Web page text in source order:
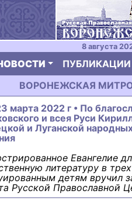
8 августа
ПУБЛИКАЦИИ
ВОРОНЕЖСКАЯ
марта 2022 г • По
и всея Руси
и Луганской
Евангелие
литературу в
детям вручил
Русской Православной